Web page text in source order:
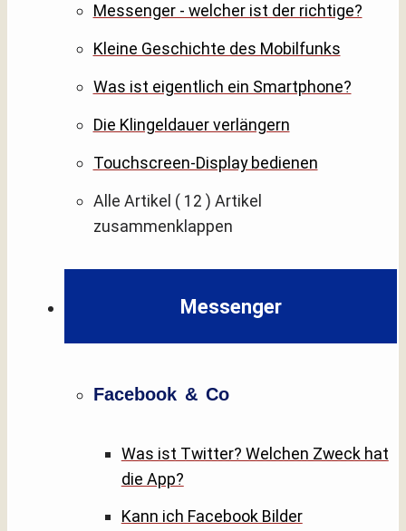
Messenger - welcher ist der richtige?
Kleine Geschichte des Mobilfunks
Was ist eigentlich ein Smartphone?
Die Klingeldauer verlängern
Touchscreen-Display bedienen
Alle Artikel ( 12 ) Artikel
zusammenklappen
Messenger
Facebook & Co
Was ist Twitter? Welchen Zweck hat
die App?
Kann ich Facebook Bilder